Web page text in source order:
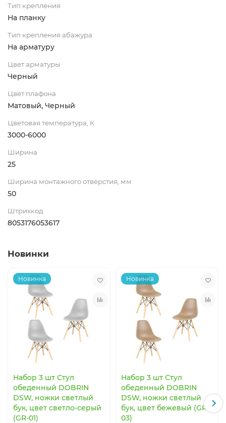
Тип крепления
На планку
Тип крепления абажура
На арматуру
Цвет арматуры
Черный
Цвет плафона
Матовый, Черный
Цветовая температура, К
3000-6000
Ширина
25
Ширина монтажного отверстия, мм
50
Штрихкод
8053176053617
Новинки
Новинка
Набор 3 шт Стул
обеденный DOBRIN
DSW, ножки светлый
бук, цвет светло-серый
(GR-01)
Новинка
Набор 3 шт Стул
обеденный DOBRIN
DSW, ножки светлый
бук, цвет бежевый (GR-
03)